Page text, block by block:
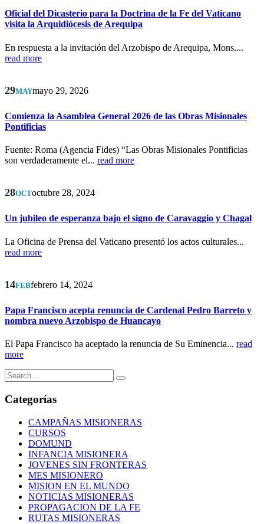
Oficial del Dicasterio para la Doctrina de la Fe del Vaticano
visita la Arquidiócesis de Arequipa
En respuesta a la invitación del Arzobispo de Arequipa, Mons....
read more
29MAYmayo 29, 2026
Comienza la Asamblea General 2026 de las Obras Misionales
Pontificias
Fuente: Roma (Agencia Fides) “Las Obras Misionales Pontificias
son verdaderamente el... read more
28OCToctubre 28, 2024
Un jubileo de esperanza bajo el signo de Caravaggio y Chagal
La Oficina de Prensa del Vaticano presentó los actos culturales...
read more
14FEBfebrero 14, 2024
Papa Francisco acepta renuncia de Cardenal Pedro Barreto y
nombra nuevo Arzobispo de Huancayo
El Papa Francisco ha aceptado la renuncia de Su Eminencia... read
more
Categorías
CAMPAÑAS MISIONERAS
CURSOS
DOMUND
INFANCIA MISIONERA
JOVENES SIN FRONTERAS
MES MISIONERO
MISION EN EL MUNDO
NOTICIAS MISIONERAS
PROPAGACION DE LA FE
RUTAS MISIONERAS